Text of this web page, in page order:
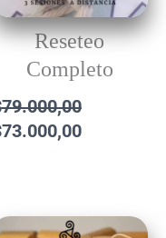
Reseteo
Completo
79.000,00
73.000,00